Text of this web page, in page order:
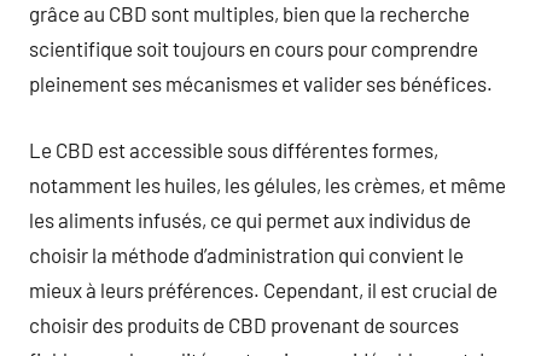
grâce au CBD sont multiples, bien que la recherche
scientifique soit toujours en cours pour comprendre
pleinement ses mécanismes et valider ses bénéfices.
Le CBD est accessible sous différentes formes,
notamment les huiles, les gélules, les crèmes, et même
les aliments infusés, ce qui permet aux individus de
choisir la méthode d’administration qui convient le
mieux à leurs préférences. Cependant, il est crucial de
choisir des produits de CBD provenant de sources